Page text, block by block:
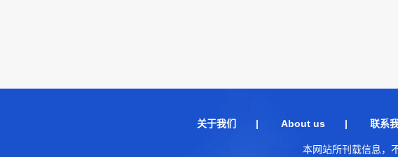
关于我们 | About us| 联系
本网站所刊载信息，